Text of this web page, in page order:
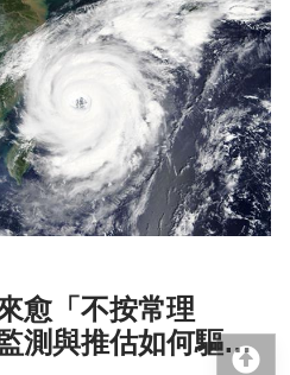
愈「不按常理
測與推估如何驅動
回